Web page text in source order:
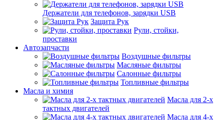
Держатели для телефонов, зарядки USB
Защита Рук
Рули, стойки,
проставки
Автозапчасти
Воздушные фильтры
Масляные фильтры
Салонные фильтры
Топливные фильтры
Масла и химия
Масла для 2-х
тактных двигателей
Масла для 4-х